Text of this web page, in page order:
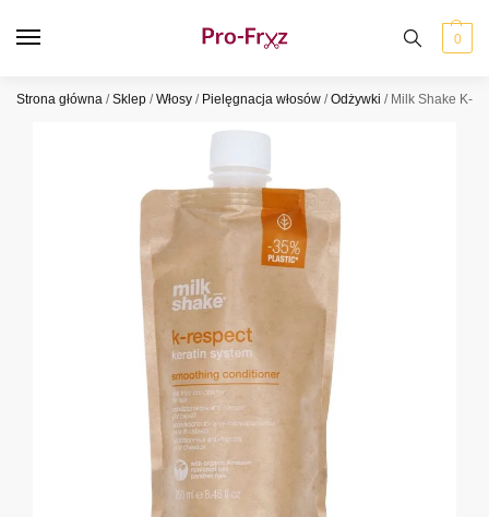
0
Strona główna /Sklep /Włosy / Pielęgnacja włosów /Odżywki / Milk Shake K-